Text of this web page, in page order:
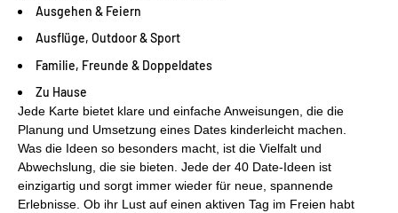
Ausgehen & Feiern
Ausflüge, Outdoor & Sport
Familie, Freunde & Doppeldates
Zu Hause
Jede Karte bietet klare und einfache Anweisungen, die die
Planung und Umsetzung eines Dates kinderleicht machen.
Was die Ideen so besonders macht, ist die Vielfalt und
Abwechslung, die sie bieten. Jede der 40 Date-Ideen ist
einzigartig und sorgt immer wieder für neue, spannende
Erlebnisse. Ob ihr Lust auf einen aktiven Tag im Freien habt